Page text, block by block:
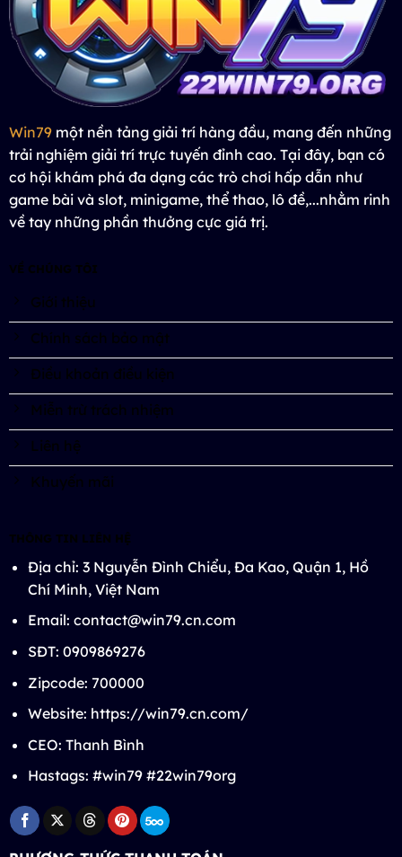
Win79một nền tảng giải trí hàng đầu, mang đến những
trải nghiệm giải trí trực tuyến đỉnh cao. Tại đây, bạn có
cơ hội khám phá đa dạng các trò chơi hấp dẫn như
game bài và slot, minigame, thể thao, lô đề,...nhằm rinh
về tay những phần thưởng cực giá trị.
VỀ CHÚNG TÔI
Giới thiệu
Chính sách bảo mật
Điều khoản điều kiện
Miễn trừ trách nhiệm
Liên hệ
Khuyến mãi
THÔNG TIN LIÊN HỆ
Địa chỉ: 3 Nguyễn Đình Chiểu, Đa Kao, Quận 1, Hồ
Chí Minh, Việt Nam
Email: contact@win79.cn.com
SĐT: 0909869276
Zipcode: 700000
Website: https://win79.cn.com/
CEO: Thanh Bình
Hastags: #win79 #22win79org